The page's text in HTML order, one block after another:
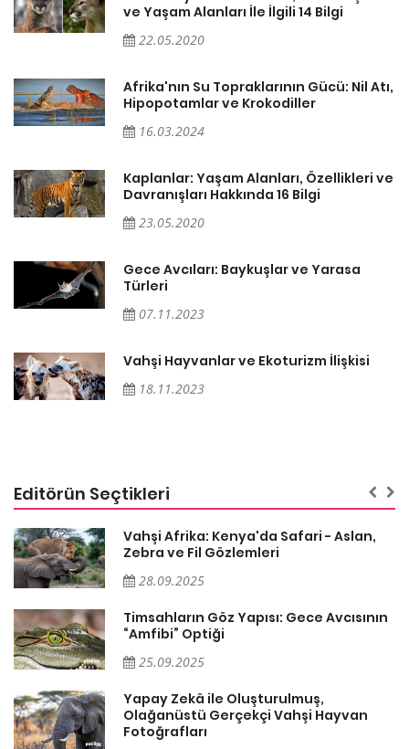
ve Yaşam Alanları İle İlgili 14 Bilgi
22.05.2020
Afrika'nın Su Topraklarının Gücü: Nil Atı,
Hipopotamlar ve Krokodiller
16.03.2024
Kaplanlar: Yaşam Alanları, Özellikleri ve
Davranışları Hakkında 16 Bilgi
23.05.2020
Gece Avcıları: Baykuşlar ve Yarasa
Türleri
07.11.2023
Vahşi Hayvanlar ve Ekoturizm İlişkisi
18.11.2023
Editörün Seçtikleri
Vahşi Afrika: Kenya'da Safari - Aslan,
Zebra ve Fil Gözlemleri
28.09.2025
Timsahların Göz Yapısı: Gece Avcısının
“Amfibi” Optiği
25.09.2025
Yapay Zekâ ile Oluşturulmuş,
Olağanüstü Gerçekçi Vahşi Hayvan
Fotoğrafları